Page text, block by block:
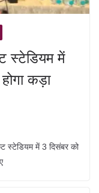
स्टेडियम में
कड़ा
स्टेडियम में 3 दिसंबर को